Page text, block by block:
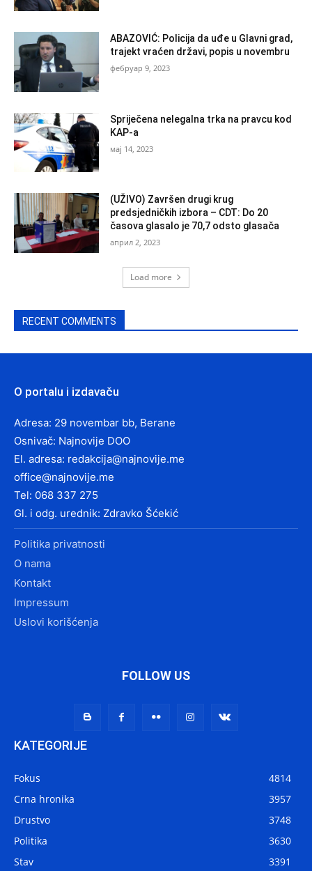
ABAZOVIĆ: Policija da uđe u Glavni grad,
trajekt vraćen državi, popis u novembru
фебруар 9, 2023
Spriječena nelegalna trka na pravcu kod
KAP-a
мај 14, 2023
(UŽIVO) Završen drugi krug
predsjedničkih izbora – CDT: Do 20
časova glasalo je 70,7 odsto glasača
април 2, 2023
Load more
RECENT COMMENTS
O portalu i izdavaču
Adresa: 29 novembar bb, Berane
Osnivač: Najnovije DOO
El. adresa: redakcija@najnovije.me
office@najnovije.me
Tel: 068 337 275
Gl. i odg. urednik: Zdravko Šćekić
Politika privatnosti
O nama
Kontakt
Impressum
Uslovi korišćenja
FOLLOW US
KATEGORIJE
Fokus
4814
Crna hronika
3957
Drustvo
3748
Politika
3630
Stav
3391